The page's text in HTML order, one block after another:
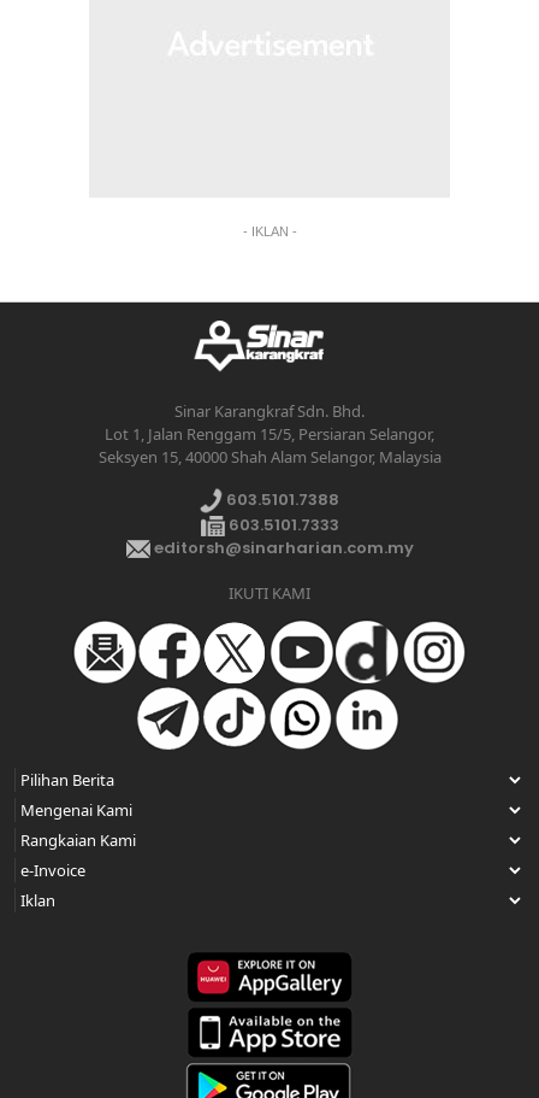
- IKLAN -
Sinar Karangkraf Sdn. Bhd.
Lot 1, Jalan Renggam 15/5, Persiaran Selangor,
Seksyen 15, 40000 Shah Alam Selangor, Malaysia
603.5101.7388
603.5101.7333
editorsh@sinarharian.com.my
IKUTI KAMI